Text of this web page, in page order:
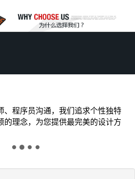
、程序员沟通，我们追求个性独特
的理念，为您提供最完美的设计方